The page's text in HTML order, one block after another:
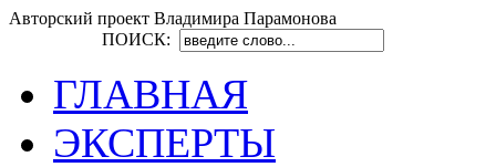
Авторский проект Владимира Парамонова
ПОИСК:
ГЛАВНАЯ
ЭКСПЕРТЫ